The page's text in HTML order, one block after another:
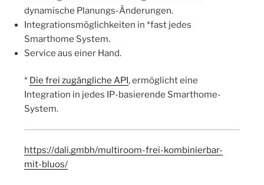
dynamische Planungs-Änderungen.
Integrationsmöglichkeiten in *fast jedes
Smarthome System.
Service aus einer Hand.
* Die frei zugängliche API, ermöglicht eine
Integration in jedes IP-basierende Smarthome-
System.
https://dali.gmbh/multiroom-frei-kombinierbar-
mit-bluos/